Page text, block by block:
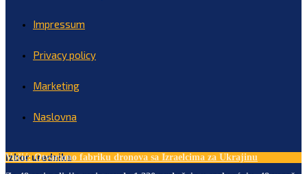
Impressum
Privacy policy
Marketing
Naslovna
Izbor urednika
Vučić: Otvaramo fabriku dronova sa Izraelcima za Ukrajinu